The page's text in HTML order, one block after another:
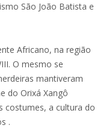
São João Batista e
Africano, na região
O mesmo se
mantiveram
do Orixá Xangô
costumes, a cultura do
.